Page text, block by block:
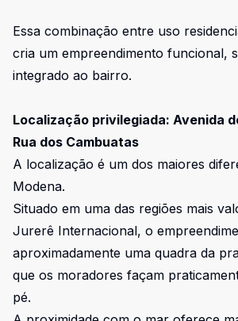
Essa combinação entre uso
cria um empreendimento funcional,
integrado ao bairro.
Localização privilegiada: Avenida
Rua dos Cambuatas
A localização é um dos maiores
Modena.
Situado em uma das regiões mais
Jurerê Internacional, o
aproximadamente uma quadra da
que os moradores façam
pé.